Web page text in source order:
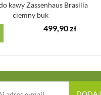
kawy Zassenhaus Brasilia
ciemny buk
499,90 zł